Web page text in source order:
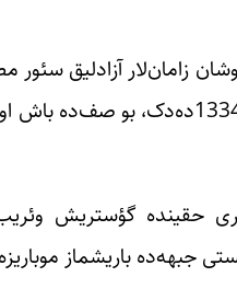
زامان‌لار آزادلیق سئور
موباریزه‌نین قاباقجیل نور ساچان چیراقلاری اولموشدور. آذربایجان قزئتی‌ده
حقینده گؤستریش‌
جبهه‌ده باریشماز